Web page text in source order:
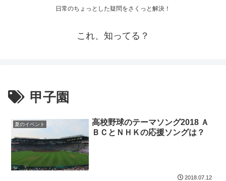
日常のちょっとした疑問をさくっと解決！
これ、知ってる？
甲子園
夏のイベント
高校野球のテーマソング2018 Ａ
ＢＣとＮＨＫの応援ソングは？
2018.07.12